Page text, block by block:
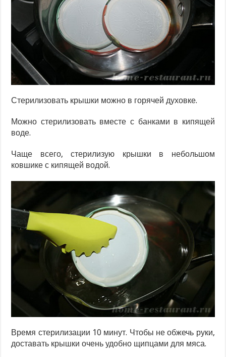
Стерилизовать крышки можно в горячей духовке.
Можно стерилизовать вместе с банками в кипящей
воде.
Чаще всего, стерилизую крышки в небольшом
ковшике с кипящей водой.
Время стерилизации 10 минут. Чтобы не обжечь руки,
доставать крышки очень удобно щипцами для мяса.